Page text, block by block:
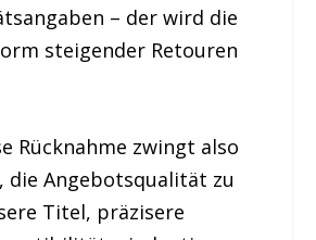
– der wird die
steigender Retouren
Rücknahme zwingt also
die Angebotsqualität zu
Titel, präzisere